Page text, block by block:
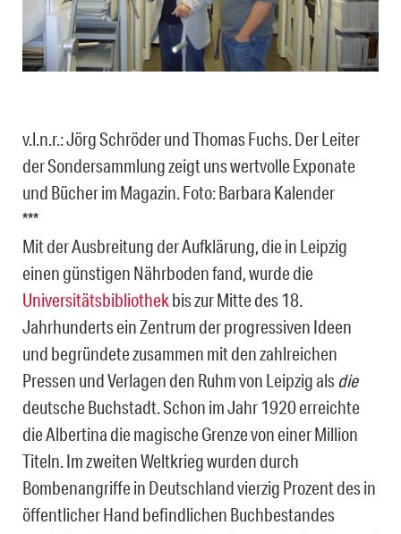
v.l.n.r.: Jörg Schröder und Thomas Fuchs. Der Leiter
der Sondersammlung zeigt uns wertvolle Exponate
und Bücher im Magazin. Foto: Barbara Kalender
***
Mit der Ausbreitung der Aufklärung, die in Leipzig
einen günstigen Nährboden fand, wurde die
Universitätsbibliothekbis zur Mitte des 18.
Jahrhunderts ein Zentrum der progressiven Ideen
und begründete zusammen mit den zahlreichen
Pressen und Verlagen den Ruhm von Leipzig alsdie
deutsche Buchstadt. Schon im Jahr 1920 erreichte
die Albertina die magische Grenze von einer Million
Titeln. Im zweiten Weltkrieg wurden durch
Bombenangriffe in Deutschland vierzig Prozent des in
öffentlicher Hand befindlichen Buchbestandes